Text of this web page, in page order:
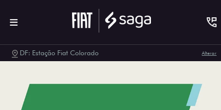
DF: Estação Fiat Colorado Alterar